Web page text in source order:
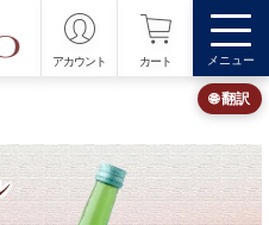
アカウント カート メニュー
🌐 翻訳